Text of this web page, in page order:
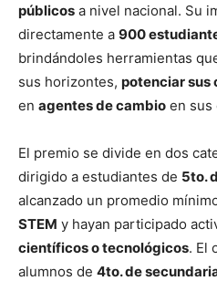
públicos a nivel nacional. Su
directamente a 900
brindándoles herramientas
sus horizontes, potenciar sus
en agentes de cambio en sus
El premio se divide en dos
dirigido a estudiantes de 5to.
alcanzado un promedio
STEM y hayan participado
científicos o tecnológicos. El
alumnos de 4to. de